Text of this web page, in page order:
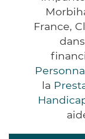
France,
la